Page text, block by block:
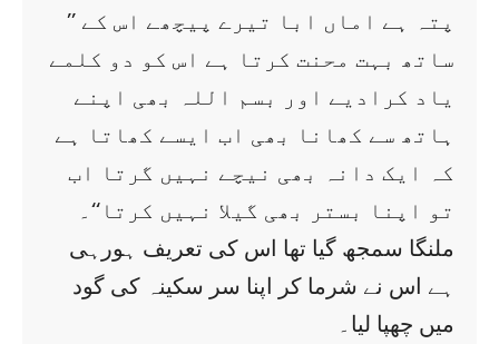
’’ پتہ ہے اماں ابا تیرے پیچھے اس کے
ساتھ بہت محنت کرتا ہے اس کو دو کلمے
یاد کرادیے اور بسم اللہ بھی اپنے
ہاتھ سے کھانا بھی اب ایسے کھاتا ہے
کہ ایک دانہ بھی نیچے نہیں گرتا اب
تو اپنا بستر بھی گیلا نہیں کرتا‘‘۔
ملنگا سمجھ گیا تھا اس کی تعریف ہورہی
ہے اس نے شرما کر اپنا سر سکینہ کی گود
میں چھپا لیا۔